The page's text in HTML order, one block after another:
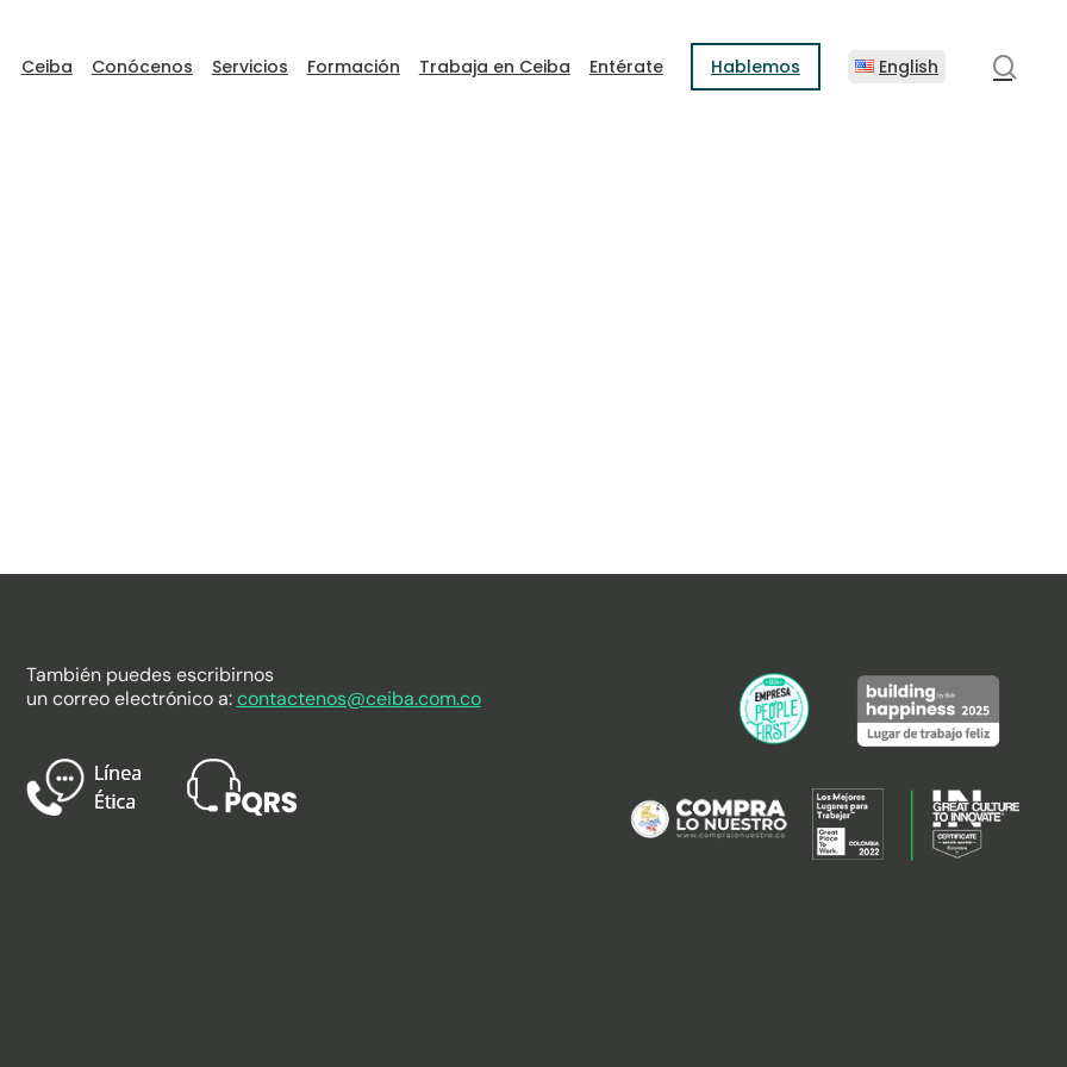
Ceiba Conócenos Servicios Formación Trabaja en Ceiba Entérate Hablemos English
También puedes escribirnos
un correo electrónico a:contactenos@ceiba.com.co